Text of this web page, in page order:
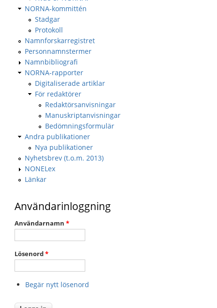
NORNA-kommittén
Stadgar
Protokoll
Namnforskarregistret
Personnamnstermer
Namnbibliografi
NORNA-rapporter
Digitaliserade artiklar
För redaktörer
Redaktörsanvisningar
Manuskriptanvisningar
Bedömningsformulär
Andra publikationer
Nya publikationer
Nyhetsbrev (t.o.m. 2013)
NONELex
Länkar
Användarinloggning
Användarnamn *
Lösenord*
Begär nytt lösenord